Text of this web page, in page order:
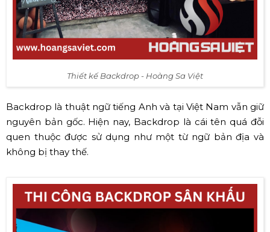
Thiết kế Backdrop - Hoàng Sa Việt
Backdrop là thuật ngữ tiếng Anh và tại Việt Nam vẫn giữ
nguyên bản gốc. Hiện nay, Backdrop là cái tên quá đỗi
quen thuộc được sử dụng như một từ ngữ bản địa và
không bị thay thế.